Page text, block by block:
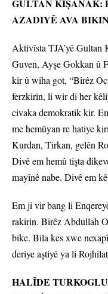
GULTAN
AZADIYÊ AVA
Aktivîsta TJA’yê Gultan
Guven, Ayşe Gokkan û
kir û wiha got, “Birêz
ferzkirin, li wir di her
civaka demokratik kir.
me hemûyan re hatiye
Kurdan, Tirkan, gelên
Divê em hemû tişta
mayînê nabe. Divê em
Em ji vir bang li
rakirin. Birêz Abdullah
bike. Bila kes xwe
deriye aştiyê ya li
HALÎDE